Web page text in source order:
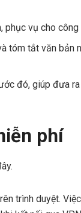
phục vụ cho
tóm tắt văn bản
đó, giúp đưa
phí
trình duyệt.